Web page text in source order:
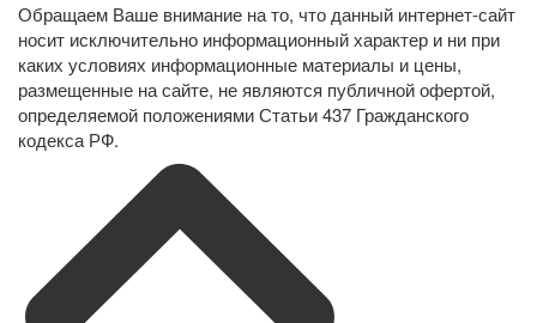
Обращаем Ваше внимание на то, что данный интернет-сайт
носит исключительно информационный характер и ни при
каких условиях информационные материалы и цены,
размещенные на сайте, не являются публичной офертой,
определяемой положениями Статьи 437 Гражданского
кодекса РФ.